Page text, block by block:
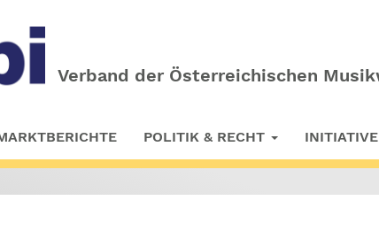
Verband der Österreichischen
POLITIK & RECHT